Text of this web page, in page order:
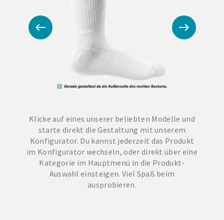
Klicke auf eines unserer beliebten Modelle und
starte direkt die Gestaltung mit unserem
Konfigurator. Du kannst jederzeit das Produkt
im Konfigurator wechseln, oder direkt über eine
Kategorie im Hauptmenü in die Produkt-
Auswahl einsteigen. Viel Spaß beim
ausprobieren.